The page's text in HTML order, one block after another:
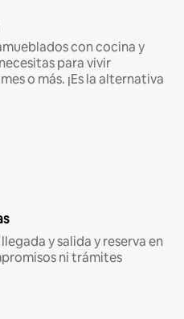
con cocina y
para vivir
o más. ¡Es la alternativa
y salida y reserva en
ni trámites